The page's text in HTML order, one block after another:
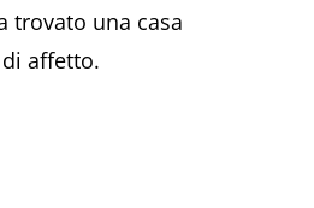
trovato una casa
affetto.